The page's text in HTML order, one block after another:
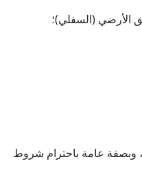
الأرضي (السفلي)؛
وبصفة عامة باحترام شروط